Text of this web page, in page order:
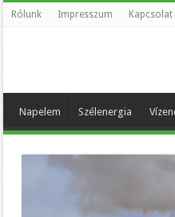
Rólunk Impresszum Kapcsolat
Napelem Szélenergia